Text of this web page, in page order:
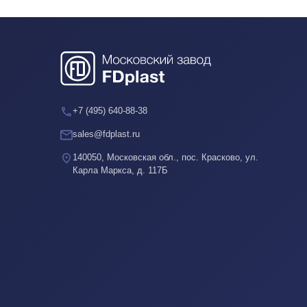
+7 (495) 640-88-38
sales@fdplast.ru
140050, Московская обл., пос. Красково, ул.
Карла Маркса, д. 117Б